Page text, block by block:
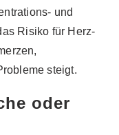
und
Risiko für Herz-
steigt.
oder